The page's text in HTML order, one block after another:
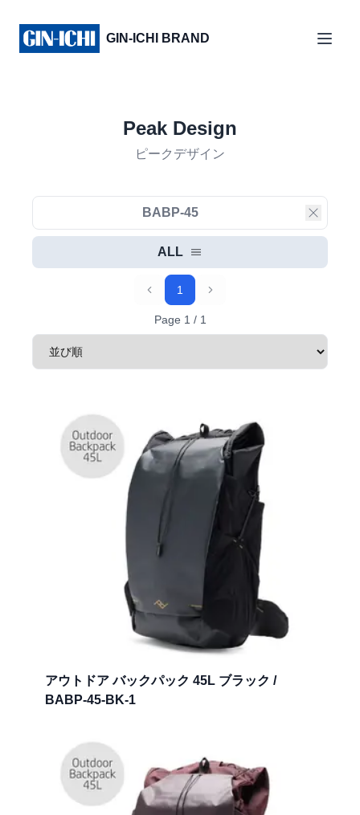
GIN-ICHI BRAND
Peak Design
ピークデザイン
ALL
Previous
1
Next
Page 1 / 1
アウトドア バックパック 45L ブラック /
BABP-45-BK-1